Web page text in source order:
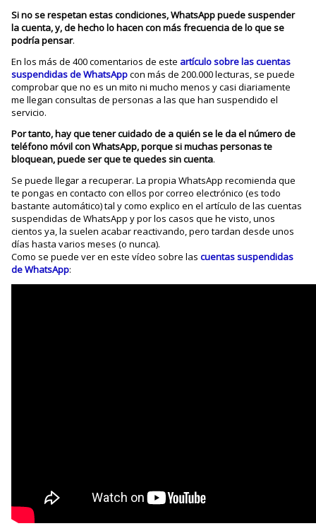
Si no se respetan estas condiciones, WhatsApp puede suspender
la cuenta, y, de hecho lo hacen con más frecuencia de lo que se
podría pensar.
En los más de 400 comentarios de este artículo sobre las cuentas
suspendidas de WhatsAppcon más de 200.000 lecturas, se puede
comprobar que no es un mito ni mucho menos y casi diariamente
me llegan consultas de personas a las que han suspendido el
servicio.
Por tanto, hay que tener cuidado de a quién se le da el número de
teléfono móvil con WhatsApp, porque si muchas personas te
bloquean, puede ser que te quedes sin cuenta.
Se puede llegar a recuperar. La propia WhatsApp recomienda que
te pongas en contacto con ellos por correo electrónico (es todo
bastante automático) tal y como explico en el artículo de las cuentas
suspendidas de WhatsApp y por los casos que he visto, unos
cientos ya, la suelen acabar reactivando, pero tardan desde unos
días hasta varios meses (o nunca).
Como se puede ver en este vídeo sobre lascuentas suspendidas
de WhatsApp: